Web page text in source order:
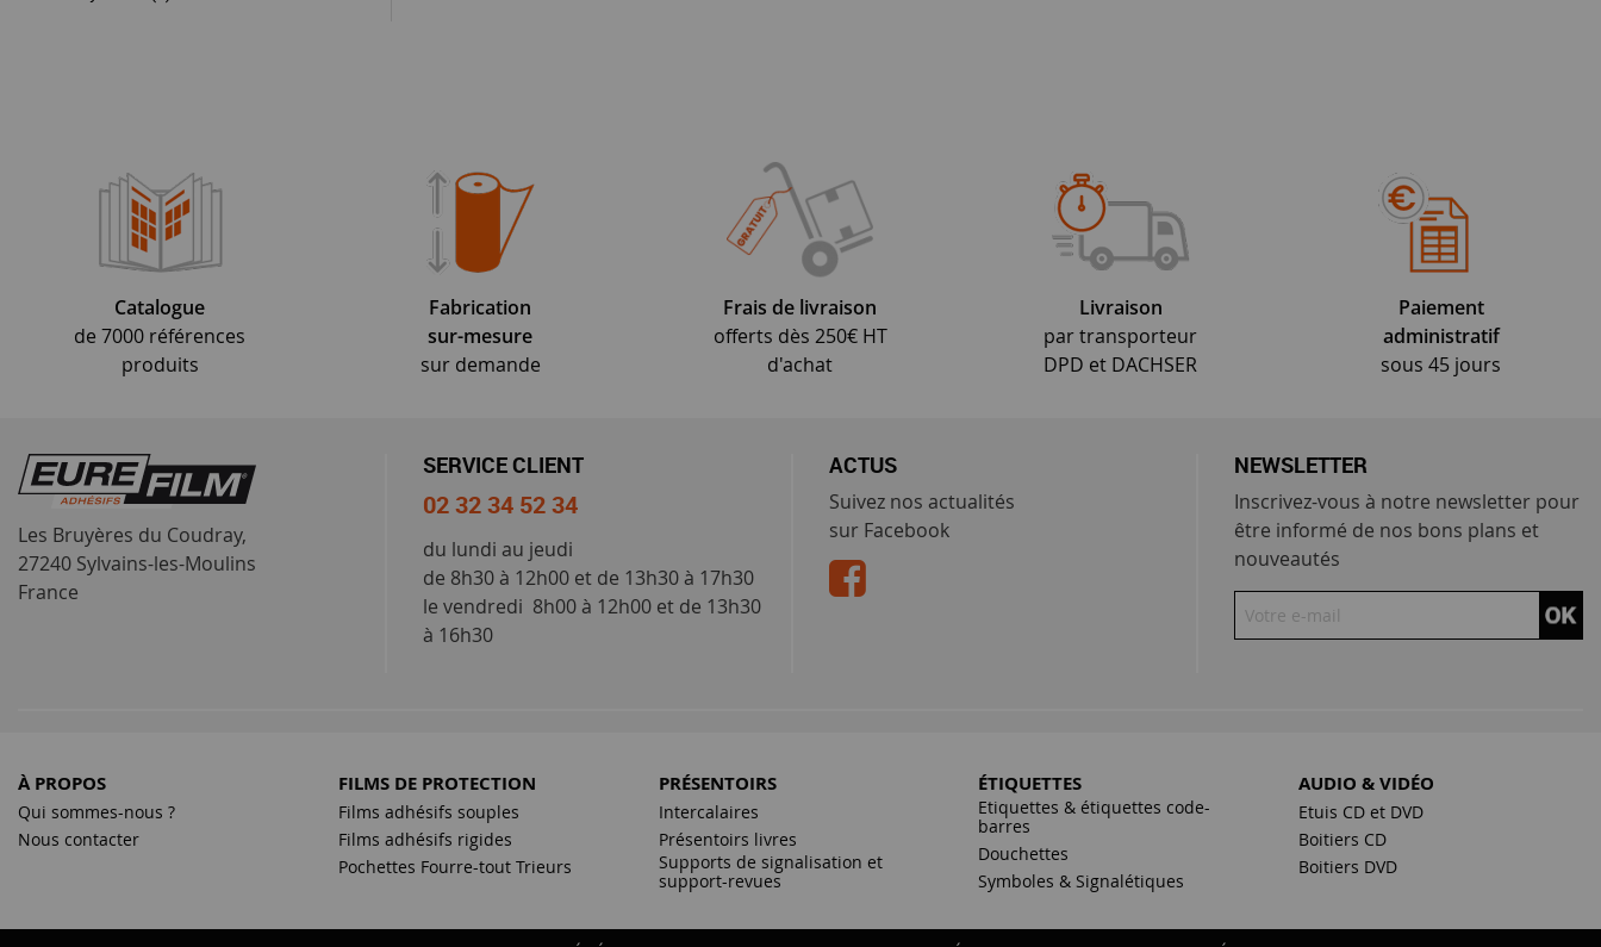
Catalogue
de 7000 références
produits
Fabrication
sur-mesure
sur demande
Frais de livraison
offerts dès 250€ HT
d'achat
Livraison
par transporteur
DPD et DACHSER
Paiement
administratif
sous 45 jours
Les Bruyères du Coudray,
27240 Sylvains-les-Moulins
France
SERVICE CLIENT
02 32 34 52 34
du lundi au jeudi
de 8h30 à 12h00 et de 13h30 à 17h30
le vendredi 8h00 à 12h00 et de 13h30
à 16h30
ACTUS
Suivez nos actualités
sur Facebook
NEWSLETTER
Inscrivez-vous à notre newsletter pour
être informé de nos bons plans et
nouveautés
À PROPOS
Qui sommes-nous ?
Nous contacter
FILMS DE PROTECTION
Films adhésifs souples
Films adhésifs rigides
Pochettes Fourre-tout Trieurs
PRÉSENTOIRS
Intercalaires
Présentoirs livres
Supports de signalisation et
support-revues
ÉTIQUETTES
Etiquettes & étiquettes code-
barres
Douchettes
Symboles & Signalétiques
AUDIO & VIDÉO
Etuis CD et DVD
Boitiers CD
Boitiers DVD